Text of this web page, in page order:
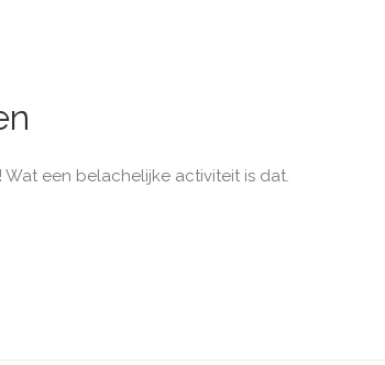
een belachelijke activiteit is dat.